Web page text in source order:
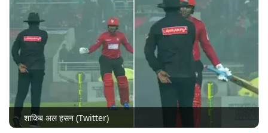
शाकिब अल हसन (Twitter)